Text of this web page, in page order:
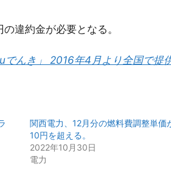
違約金が必要となる。
でんき」 2016年4月より全国で提
関西電力、12月分の燃料費調整単価
10円を超える。
2022年10月30日
電力